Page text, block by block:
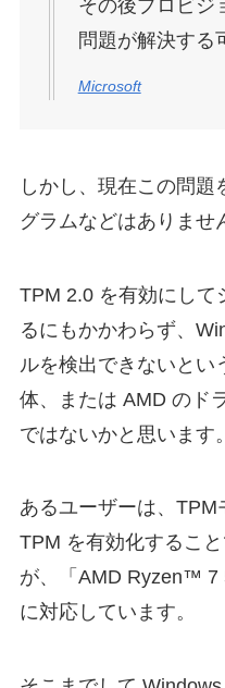
その後プロビジ
問題が解決する
Microsoft
しかし、現在この問題
グラムなどはありませ
TPM 2.0 を有効にして
るにもかかわらず、
ルを検出できないとい
体、または AMD のド
ではないかと思います。
あるユーザーは、
TPM を有効化するこ
が、「AMD Ryzen™ 7
に対応しています。